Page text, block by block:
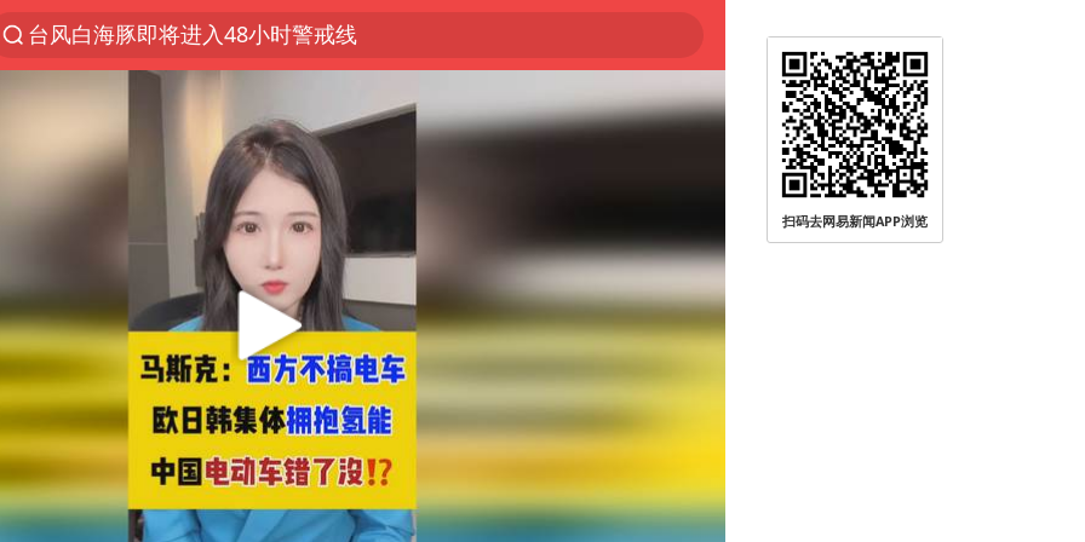
台风白海豚即将进入48小时警戒线
郑国霖回应去景区上班被保安拦下
中央气象台发布台风黄色预警
80后女柜员逆袭成4200亿银行副行长
感觉全东北都在等7号
扎哈罗娃批广岛市长不提美国原子弹
女子利用漏洞0元薅走3000多件家电
金饰克价大幅跳涨
多地要求领导干部带头休假
对话重庆地铁吐血女孩
关之琳否认与27岁模特的恋情
扫码去网易新闻APP浏览